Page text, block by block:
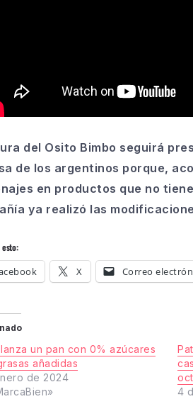
del Osito Bimbo seguirá
de los argentinos porque,
en productos que no
ya realizó las
X Correo
un pan con 0% azúcares
añadidas
de 2024
4